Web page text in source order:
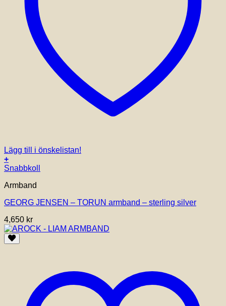
Lägg till i önskelistan!
+
Den
produkten
flera
De
olika
alternativen
produktsidan
Snabbkoll
Armband
GEORG JENSEN – TORUN armband – sterling silver
4,650 kr